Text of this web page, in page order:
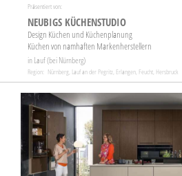
Präsentiert von:
NEUBIGS KÜCHENSTUDIO
Design Küchen und Küchenplanung
Küchen von namhaften Markenherstellern
in Lauf (bei Nürnberg)
Region: Nürnberg, Lauf an der Pegritz, Erlangen, Feucht, Hersbruck